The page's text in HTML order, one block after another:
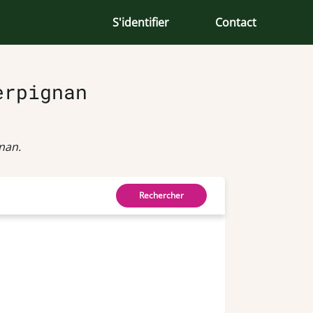
S'identifier Contact
Rechercher